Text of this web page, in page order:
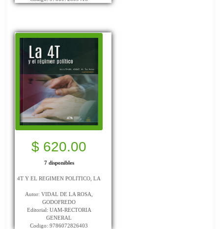
$ 620.00
7 disponibles
4T Y EL REGIMEN POLITICO, LA
Autor: VIDAL DE LA ROSA,
GODOFREDO
Editorial: UAM-RECTORIA
GENERAL
Codigo: 9786072826403